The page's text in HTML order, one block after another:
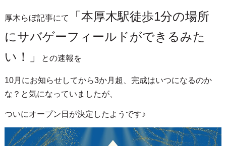
厚木らぼ記事にて
「本厚木駅徒歩1分の場所
にサバゲーフィールドができるみた
い！」
との速報を
10月にお知らせしてから3か月超、完成はいつになるのか
な？と気になっていましたが、
ついにオープン日が決定したようです♪